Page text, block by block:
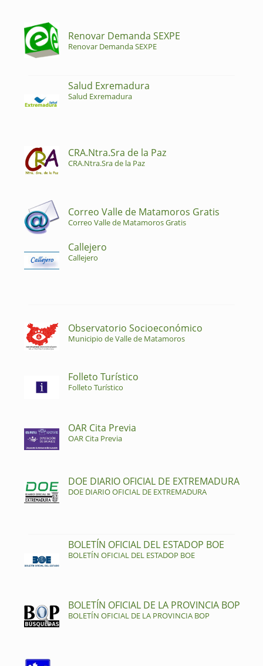
Renovar Demanda SEXPE
Renovar Demanda SEXPE
Salud Exremadura
Salud Exremadura
CRA.Ntra.Sra de la Paz
CRA.Ntra.Sra de la Paz
Correo Valle de Matamoros Gratis
Correo Valle de Matamoros Gratis
Callejero
Callejero
Observatorio Socioeconómico
Municipio de Valle de Matamoros
Folleto Turístico
Folleto Turístico
OAR Cita Previa
OAR Cita Previa
DOE DIARIO OFICIAL DE EXTREMADURA
DOE DIARIO OFICIAL DE EXTREMADURA
BOLETÍN OFICIAL DEL ESTADOP BOE
BOLETÍN OFICIAL DEL ESTADOP BOE
BOLETÍN OFICIAL DE LA PROVINCIA BOP
BOLETÍN OFICIAL DE LA PROVINCIA BOP